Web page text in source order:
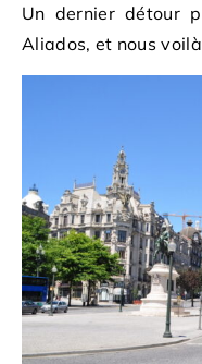
Un dernier détour
Aliados, et nous